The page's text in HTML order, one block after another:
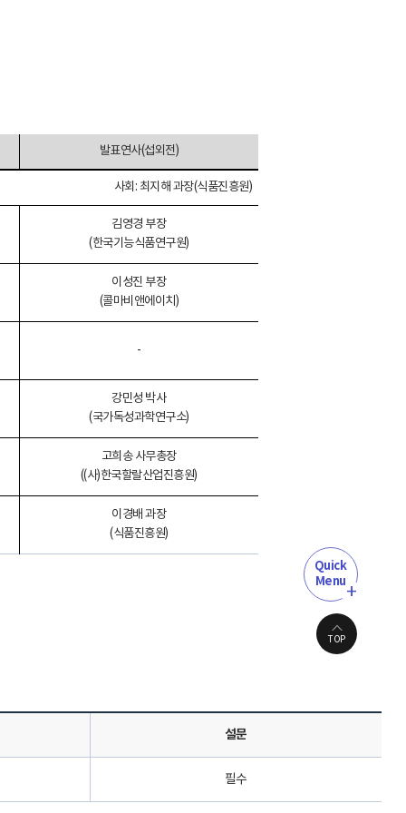
발표연사(섭외전)
사회 : 최지해 과장(식품진흥원)
김영경 부장
(한국기능식품연구원)
이성진 부장
(콜마비앤에이치 )
-
강민성 박사
(국가독성과학연구소)
고희송 사무총장
((사)한국할랄산업진흥원)
이경배 과장
(식품진흥원)
설문
필수
Quick
Menu
TOP